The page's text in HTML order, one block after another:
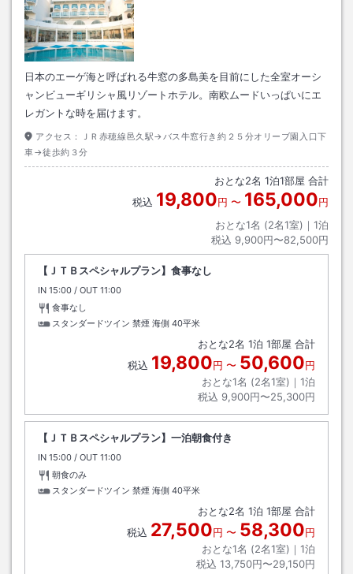
日本のエーゲ海と呼ばれる牛窓の多島美を目前にした全室オーシ
ャンビューギリシャ風リゾートホテル。南欧ムードいっぱいにエ
レガントな時を届けます。
アクセス：
ＪＲ赤穂線邑久駅→バス牛窓行き約２５分オリーブ園入口下
車→徒歩約３分
おとな2名 1泊1部屋 合計
税込 19,800円 〜 165,000円
おとな1名 (2名1室)｜ 1泊
税込 9,900円〜82,500円
【ＪＴＢスペシャルプラン】食事なし
IN チェックイン
15:00 / OUT チェックアウト
11:00
食事なし
スタンダードツイン 禁煙 海側 40平米
おとな2名 1泊 1部屋 合計
税込 19,800円 〜 50,600円
おとな1名 (2名1室)｜ 1泊
税込 9,900円〜25,300円
【ＪＴＢスペシャルプラン】一泊朝食付き
IN チェックイン
15:00 / OUT チェックアウト
11:00
朝食のみ
スタンダードツイン 禁煙 海側 40平米
おとな2名 1泊 1部屋 合計
税込 27,500円 〜 58,300円
おとな1名 (2名1室)｜ 1泊
税込 13,750円〜29,150円